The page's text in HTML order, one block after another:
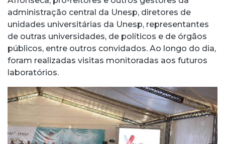
administração central da Unesp, diretores de
unidades universitárias da Unesp, representantes
de outras universidades, de políticos e de órgãos
públicos, entre outros convidados. Ao longo do dia,
foram realizadas visitas monitoradas aos futuros
laboratórios.